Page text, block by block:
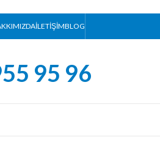
İLETIŞIMBLOG
95 96